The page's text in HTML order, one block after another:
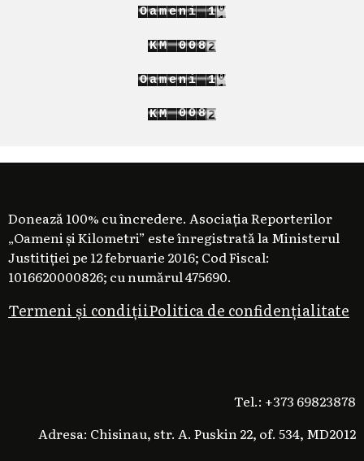
Oameni
1
2
1
KM
0088
Oameni
1
2
1
KM
0088
Donează 100% cu încredere. Asociația Reporterilor
„Oameni și Kilometri” este înregistrată la Ministerul
Justitiției pe 12 februarie 2016; Cod Fiscal:
1016620000826; cu numărul 475690.
Termeni și condițiiPolitica de confidențialitate
Tel.: +373 69823878
Adresa: Chisinau, str. A. Puskin 22, of. 534, MD2012